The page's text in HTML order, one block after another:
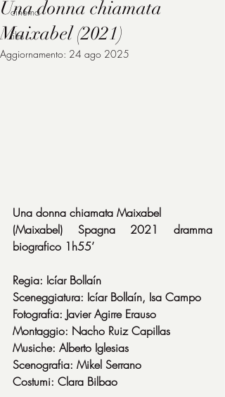
cinema
film
Una donna chiamata
Maixabel (2021)
Aggiornamento: 24 ago 2025
Una donna chiamata Maixabel
(Maixabel) Spagna 2021 dramma
biografico 1h55’
Regia: Icíar Bollaín
Sceneggiatura: Icíar Bollaín, Isa Campo
Fotografia: Javier Agirre Erauso
Montaggio: Nacho Ruiz Capillas
Musiche: Alberto Iglesias
Scenografia: Mikel Serrano
Costumi: Clara Bilbao